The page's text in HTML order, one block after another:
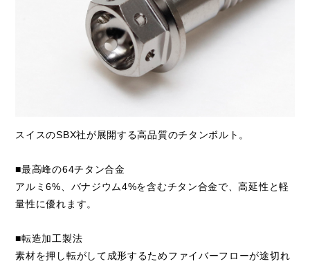
スイスのSBX社が展開する高品質のチタンボルト。
■最高峰の64チタン合金
アルミ6%、バナジウム4%を含むチタン合金で、高延性と軽
量性に優れます。
■転造加工製法
素材を押し転がして成形するためファイバーフローが途切れ